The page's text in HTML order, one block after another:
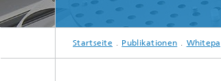
Startseite Publikationen